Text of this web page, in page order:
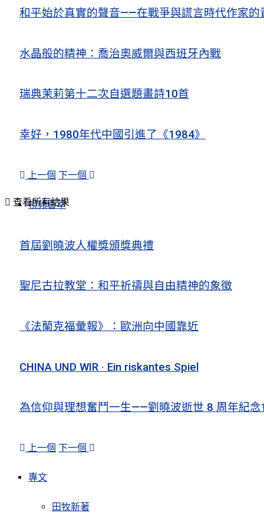
和平始於真實的聲音——在戰爭與謊言時代作家的
水晶般的精神：喬治奧威爾與西班牙內戰
瑞典茉莉第十二次自選題畫詩10首
幸好，1980年代中國引進了《1984》
上一個 下一個
視頻薈萃
首屆劉曉波人權獎頒獎典禮
聖尼古拉教堂：和平祈禱與自由精神的象徵
《法蘭克福彙報》：歐洲向中國靠近
CHINA UND WIR · Ein riskantes Spiel
為信仰與理想奮鬥一生——劉曉波逝世 8 周年紀念
上一個 下一個
專文
田牧新著
查看所有結果